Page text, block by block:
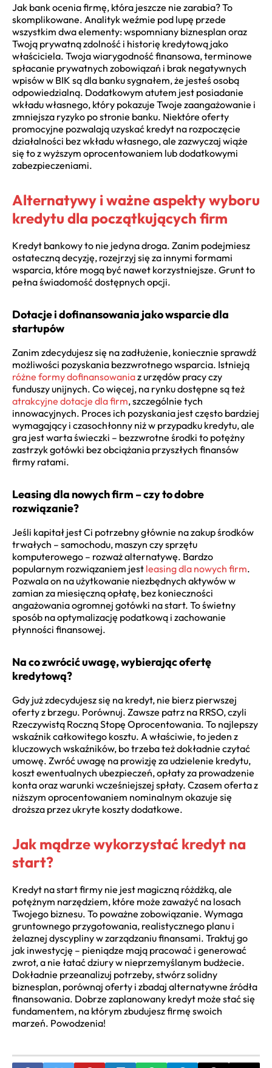
Jak bank ocenia firmę, która jeszcze nie zarabia? To
skomplikowane. Analityk weźmie pod lupę przede
wszystkim dwa elementy: wspomniany biznesplan oraz
Twoją prywatną zdolność i historię kredytową jako
właściciela. Twoja wiarygodność finansowa, terminowe
spłacanie prywatnych zobowiązań i brak negatywnych
wpisów w BIK są dla banku sygnałem, że jesteś osobą
odpowiedzialną. Dodatkowym atutem jest posiadanie
wkładu własnego, który pokazuje Twoje zaangażowanie i
zmniejsza ryzyko po stronie banku. Niektóre oferty
promocyjne pozwalają uzyskać kredyt na rozpoczęcie
działalności bez wkładu własnego, ale zazwyczaj wiąże
się to z wyższym oprocentowaniem lub dodatkowymi
zabezpieczeniami.
Alternatywy i ważne aspekty wyboru
kredytu dla początkujących firm
Kredyt bankowy to nie jedyna droga. Zanim podejmiesz
ostateczną decyzję, rozejrzyj się za innymi formami
wsparcia, które mogą być nawet korzystniejsze. Grunt to
pełna świadomość dostępnych opcji.
Dotacje i dofinansowania jako wsparcie dla
startupów
Zanim zdecydujesz się na zadłużenie, koniecznie sprawdź
możliwości pozyskania bezzwrotnego wsparcia. Istnieją
różne formy dofinansowaniaz urzędów pracy czy
funduszy unijnych. Co więcej, na rynku dostępne są też
atrakcyjne dotacje dla firm, szczególnie tych
innowacyjnych. Proces ich pozyskania jest często bardziej
wymagający i czasochłonny niż w przypadku kredytu, ale
gra jest warta świeczki – bezzwrotne środki to potężny
zastrzyk gotówki bez obciążania przyszłych finansów
firmy ratami.
Leasing dla nowych firm – czy to dobre
rozwiązanie?
Jeśli kapitał jest Ci potrzebny głównie na zakup środków
trwałych – samochodu, maszyn czy sprzętu
komputerowego – rozważ alternatywę. Bardzo
popularnym rozwiązaniem jest leasing dla nowych firm.
Pozwala on na użytkowanie niezbędnych aktywów w
zamian za miesięczną opłatę, bez konieczności
angażowania ogromnej gotówki na start. To świetny
sposób na optymalizację podatkową i zachowanie
płynności finansowej.
Na co zwrócić uwagę, wybierając ofertę
kredytową?
Gdy już zdecydujesz się na kredyt, nie bierz pierwszej
oferty z brzegu. Porównuj. Zawsze patrz na RRSO, czyli
Rzeczywistą Roczną Stopę Oprocentowania. To najlepszy
wskaźnik całkowitego kosztu. A właściwie, to jeden z
kluczowych wskaźników, bo trzeba też dokładnie czytać
umowę. Zwróć uwagę na prowizję za udzielenie kredytu,
koszt ewentualnych ubezpieczeń, opłaty za prowadzenie
konta oraz warunki wcześniejszej spłaty. Czasem oferta z
niższym oprocentowaniem nominalnym okazuje się
droższa przez ukryte koszty dodatkowe.
Jak mądrze wykorzystać kredyt na
start?
Kredyt na start firmy nie jest magiczną różdżką, ale
potężnym narzędziem, które może zaważyć na losach
Twojego biznesu. To poważne zobowiązanie. Wymaga
gruntownego przygotowania, realistycznego planu i
żelaznej dyscypliny w zarządzaniu finansami. Traktuj go
jak inwestycję – pieniądze mają pracować i generować
zwrot, a nie łatać dziury w nieprzemyślanym budżecie.
Dokładnie przeanalizuj potrzeby, stwórz solidny
biznesplan, porównaj oferty i zbadaj alternatywne źródła
finansowania. Dobrze zaplanowany kredyt może stać się
fundamentem, na którym zbudujesz firmę swoich
marzeń. Powodzenia!